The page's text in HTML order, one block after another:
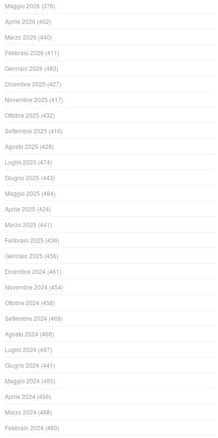
Maggio 2026 (376)
Aprile 2026 (402)
Marzo 2026 (440)
Febbraio 2026 (411)
Gennaio 2026 (483)
Dicembre 2025 (427)
Novembre 2025 (417)
Ottobre 2025 (432)
Settembre 2025 (416)
Agosto 2025 (428)
Luglio 2025 (474)
Giugno 2025 (443)
Maggio 2025 (484)
Aprile 2025 (424)
Marzo 2025 (441)
Febbraio 2025 (436)
Gennaio 2025 (456)
Dicembre 2024 (461)
Novembre 2024 (454)
Ottobre 2024 (458)
Settembre 2024 (469)
Agosto 2024 (468)
Luglio 2024 (497)
Giugno 2024 (441)
Maggio 2024 (485)
Aprile 2024 (456)
Marzo 2024 (468)
Febbraio 2024 (460)